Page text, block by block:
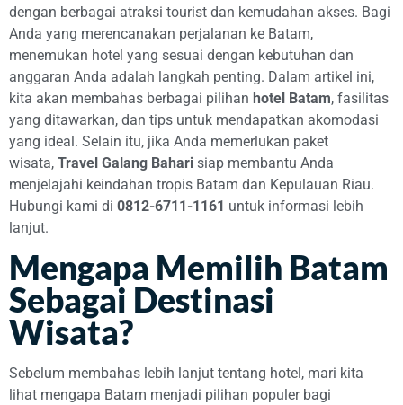
dengan berbagai atraksi tourist dan kemudahan akses. Bagi
Anda yang merencanakan perjalanan ke Batam,
menemukan hotel yang sesuai dengan kebutuhan dan
anggaran Anda adalah langkah penting. Dalam artikel ini,
kita akan membahas berbagai pilihan hotel Batam, fasilitas
yang ditawarkan, dan tips untuk mendapatkan akomodasi
yang ideal. Selain itu, jika Anda memerlukan paket
wisata, Travel Galang Bahari siap membantu Anda
menjelajahi keindahan tropis Batam dan Kepulauan Riau.
Hubungi kami di 0812-6711-1161 untuk informasi lebih
lanjut.
Mengapa Memilih Batam
Sebagai Destinasi
Wisata?
Sebelum membahas lebih lanjut tentang hotel, mari kita
lihat mengapa Batam menjadi pilihan populer bagi